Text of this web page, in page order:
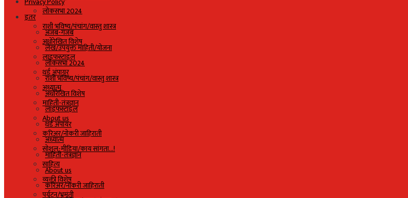
लोकसभा 2024
राशी भविष्य/पंचांग/वास्तु शास्त्र
अधोरेखित विशेष
लाइफस्टाइल
थर्ड अंपायर
अध्यात्म
माहिती-तंत्रज्ञान
About us
करिअर/नोकरी जाहिराती
सोशल-मीडिया/काय सांगता…!
साहित्य
व्यक्ती विशेष
पर्यटन/भ्रमंती
इतर
अजब-गजब
लेख/उपयुक्त माहिती/योजना
लोकसभा 2024
राशी भविष्य/पंचांग/वास्तु शास्त्र
अधोरेखित विशेष
लाइफस्टाइल
थर्ड अंपायर
अध्यात्म
माहिती-तंत्रज्ञान
About us
करिअर/नोकरी जाहिराती